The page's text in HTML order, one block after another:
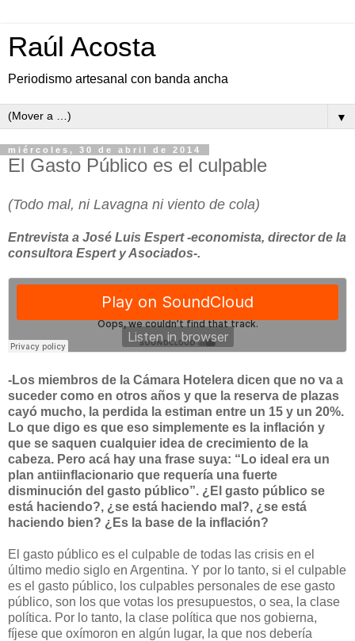
Raúl Acosta
Periodismo artesanal con banda ancha
▼
miércoles, 30 de abril de 2014
El Gasto Público es el culpable
(Todo mal, ni Lavagna ni viento de cola)
Entrevista a José Luis Espert -economista, director de la
consultora Espert y Asociados-.
-Los miembros de la Cámara Hotelera dicen que no va a
suceder como en otros años y que la reserva de plazas
cayó mucho, la perdida la estiman entre un 15 y un 20%.
Lo que digo es que eso simplemente es la inflación y
que se saquen cualquier idea de crecimiento de la
cabeza. Pero acá hay una frase suya: “Lo ideal era un
plan antiinflacionario que requería una fuerte
disminución del gasto público”. ¿El gasto público se
está haciendo?, ¿se está haciendo mal?, ¿se está
haciendo bien? ¿Es la base de la inflación?
El gasto público es el culpable de todas las crisis en el
último medio siglo en Argentina. Y por lo tanto, si el culpable
es el gasto público, los culpables personales de ese gasto
público, son los que votas los presupuestos, o sea, la clase
política. Por lo tanto, la clase política que nos gobierna,
fíjese que oxímoron en algún lugar, la que nos debería